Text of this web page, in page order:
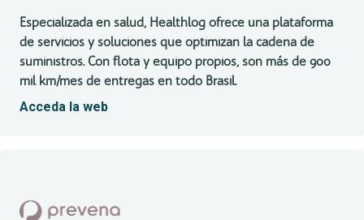
Especializada en salud, Healthlog ofrece una plataforma
de servicios y soluciones que optimizan la cadena de
suministros. Con flota y equipo propios, son más de 900
mil km/mes de entregas en todo Brasil.
Acceda la web